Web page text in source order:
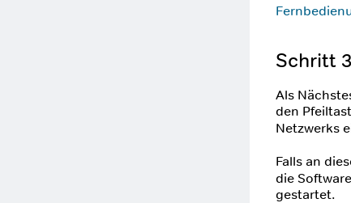
Schritt
Als
den
Netzwerks
Falls an
die
gestartet.